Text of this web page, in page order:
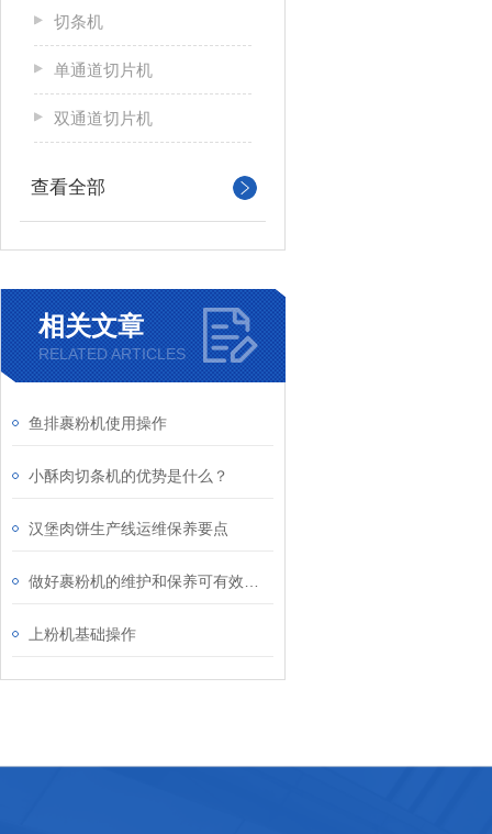
切条机
单通道切片机
双通道切片机
查看全部
相关文章
RELATED ARTICLES
鱼排裹粉机使用操作
小酥肉切条机的优势是什么？
汉堡肉饼生产线运维保养要点
上粉机基础操作